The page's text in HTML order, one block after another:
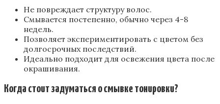
Не повреждает структуру волос.
Смывается постепенно‚ обычно через 4-8
недель.
Позволяет экспериментировать с цветом без
долгосрочных последствий.
Идеально подходит для освежения цвета после
окрашивания.
Когда стоит задуматься о смывке тонировки?